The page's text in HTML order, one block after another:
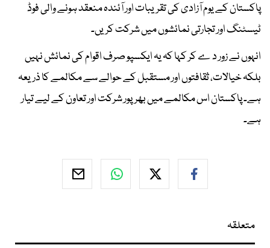
پاکستان کے یوم آزادی کی تقریبات اور آئندہ منعقد ہونے والی فوڈ
ٹیسٹنگ اور تجارتی نمائشوں میں شرکت کریں۔
انہوں نے زور د ے کر کہا کہ یہ ایکسپو صرف اقوام کی نمائش نہیں
بلکہ خیالات، ثقافتوں اور مستقبل کے حوالے سے مکالمے کا ذریعہ
ہے۔ پاکستان اس مکالمے میں بھرپور شرکت اور تعاون کے لیے تیار
ہے۔
متعلقہ